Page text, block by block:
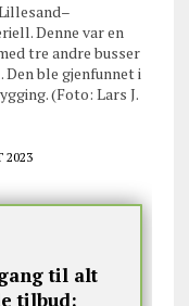
Denne var en
tre andre busser
ble gjenfunnet i
(Foto: Lars J.
2023
til alt
tilbud: